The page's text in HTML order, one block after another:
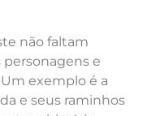
não faltam
personagens e
exemplo é a
e seus raminhos